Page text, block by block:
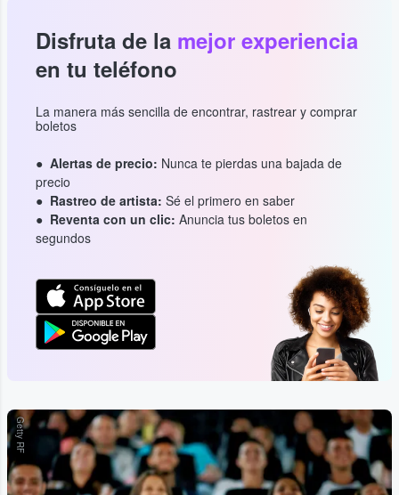
Disfruta de la mejor experiencia
en tu teléfono
La manera más sencilla de encontrar, rastrear y comprar
boletos
Alertas de precio: Nunca te pierdas una bajada de
precio
Rastreo de artista: Sé el primero en saber
Reventa con un clic: Anuncia tus boletos en
segundos
Getty RF